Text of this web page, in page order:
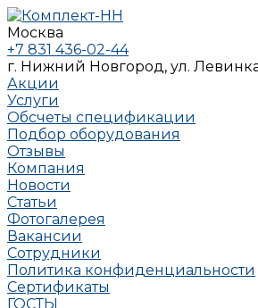
Москва
+7 831 436-02-44
г. Нижний Новгород, ул.
Акции
Услуги
Обсчеты спецификации
Подбор оборудования
Отзывы
Компания
Новости
Статьи
Фотогалерея
Вакансии
Сотрудники
Политика конфиденциальности
Сертификаты
ГОСТЫ